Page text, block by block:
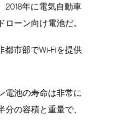
2018年に電気自動車
ーン向け電池だ。
都市部でWi-Fiを提供
電池の寿命は非常に
の容積と重量で、